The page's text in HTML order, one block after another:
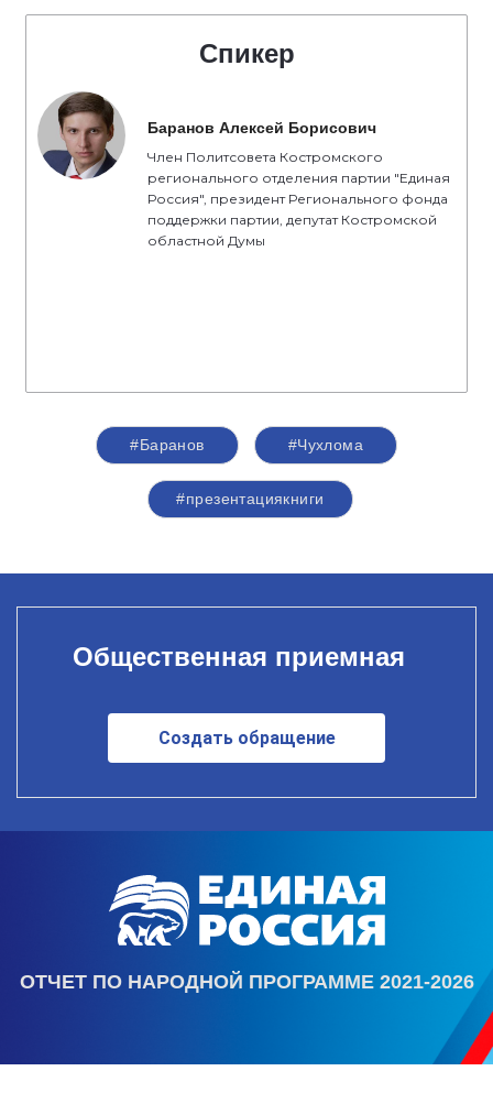
Спикер
Баранов Алексей Борисович
Член Политсовета Костромского
регионального отделения партии "Единая
Россия", президент Регионального фонда
поддержки партии, депутат Костромской
областной Думы
#Баранов #Чухлома
#презентациякниги
Общественная приемная
Создать обращение
ОТЧЕТ ПО НАРОДНОЙ ПРОГРАММЕ 2021-2026